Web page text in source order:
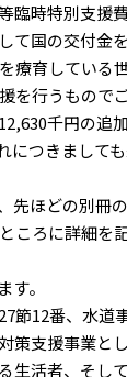
臨時特別支援
て国の交付金
療育している
を行うもので
12,630千円の追
につきまして
先ほどの別冊
ころに詳細を
。
27節12番、水道
策支援事業と
生活者、そし